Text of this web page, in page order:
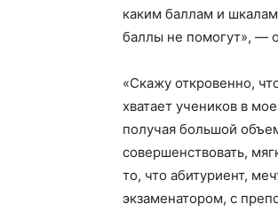
каким баллам и шкалам
баллы не помогут», —
«Скажу откровенно,
хватает учеников в
получая большой
совершенствовать,
то, что абитуриент,
экзаменатором, с